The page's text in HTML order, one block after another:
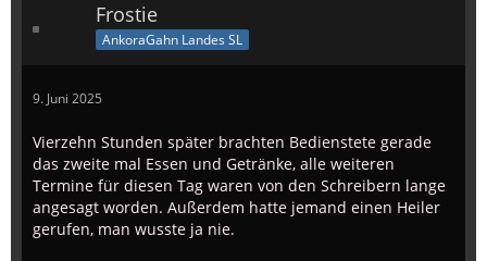
Frostie
AnkoraGahn Landes SL
9. Juni 2025
Vierzehn Stunden später brachten Bedienstete gerade
das zweite mal Essen und Getränke, alle weiteren
Termine für diesen Tag waren von den Schreibern lange
angesagt worden. Außerdem hatte jemand einen Heiler
gerufen, man wusste ja nie.